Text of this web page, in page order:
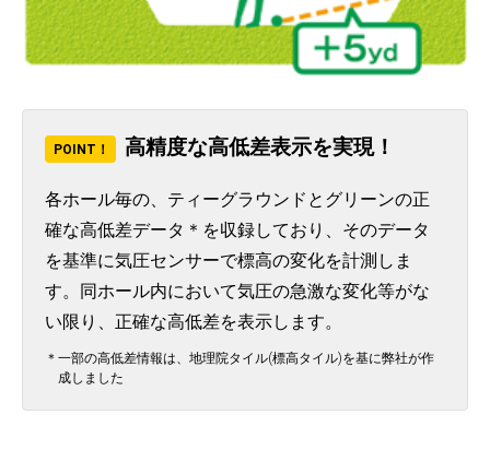
POINT！ 高精度な高低差表示を実現！
各ホール毎の、ティーグラウンドとグリーンの正
確な高低差データ＊を収録しており、そのデータ
を基準に気圧センサーで標高の変化を計測しま
す。同ホール内において気圧の急激な変化等がな
い限り、正確な高低差を表示します。
＊一部の高低差情報は、地理院タイル(標高タイル)を基に弊社が作
成しました